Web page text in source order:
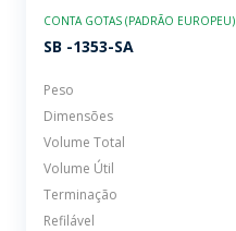
CONTA GOTAS (PADRÃO EUROPEU)
SB -1353-SA
Peso
Dimensões
Volume Total
Volume Útil
Terminação
Refilável